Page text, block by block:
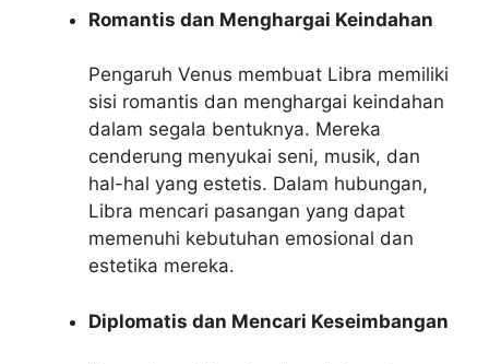
Romantis dan Menghargai Keindahan
Pengaruh Venus membuat Libra memiliki
sisi romantis dan menghargai keindahan
dalam segala bentuknya. Mereka
cenderung menyukai seni, musik, dan
hal-hal yang estetis. Dalam hubungan,
Libra mencari pasangan yang dapat
memenuhi kebutuhan emosional dan
estetika mereka.
Diplomatis dan Mencari Keseimbangan